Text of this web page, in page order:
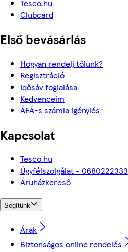
Tesco.hu
Clubcard
Első bevásárlás
Hogyan rendelj tőlünk?
Regisztráció
Idősáv foglalása
Kedvenceim
ÁFÁ-s számla igénylés
Kapcsolat
Tesco.hu
Ügyfélszolgálat - 0680222333
Áruházkereső
Segítünk
Árak
Biztonságos online rendelés